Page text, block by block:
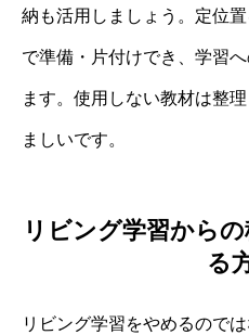
納も活用しましょう。定位
で準備・片付けでき、学習
ます。使用しない教材は整
ましいです。
リビング学習から
る
リビング学習をやめるので